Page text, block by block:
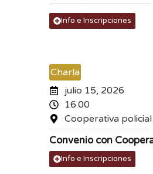
Info e Inscripciones
Charla
julio 15, 2026
16.00
Cooperativa policial
Convenio con
Info e Inscripciones